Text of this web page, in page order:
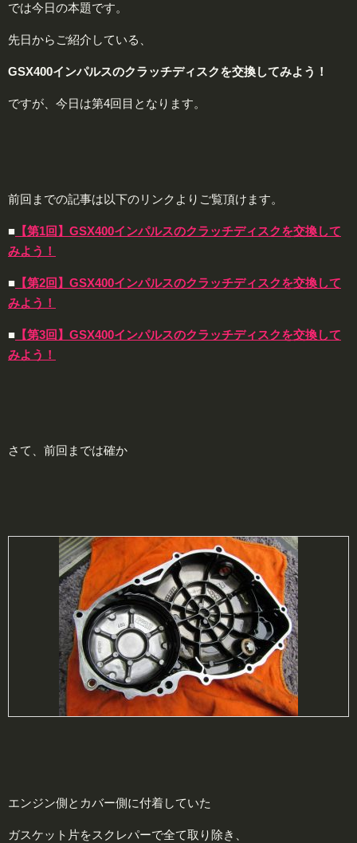
では今日の本題です。
先日からご紹介している、
GSX400インパルスのクラッチディスクを交換してみよう！
ですが、今日は第4回目となります。
前回までの記事は以下のリンクよりご覧頂けます。
■ 【第1回】GSX400インパルスのクラッチディスクを交換して
みよう！
■ 【第2回】GSX400インパルスのクラッチディスクを交換して
みよう！
■ 【第3回】GSX400インパルスのクラッチディスクを交換して
みよう！
さて、前回までは確か
エンジン側とカバー側に付着していた
ガスケット片をスクレパーで全て取り除き、